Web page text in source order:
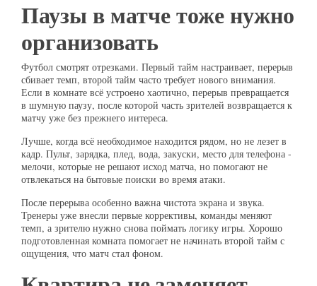
Паузы в матче тоже нужно
организовать
Футбол смотрят отрезками. Первый тайм настраивает, перерыв
сбивает темп, второй тайм часто требует нового внимания.
Если в комнате всё устроено хаотично, перерыв превращается
в шумную паузу, после которой часть зрителей возвращается к
матчу уже без прежнего интереса.
Лучше, когда всё необходимое находится рядом, но не лезет в
кадр. Пульт, зарядка, плед, вода, закуски, место для телефона -
мелочи, которые не решают исход матча, но помогают не
отвлекаться на бытовые поиски во время атаки.
После перерыва особенно важна чистота экрана и звука.
Тренеры уже внесли первые коррективы, команды меняют
темп, а зрителю нужно снова поймать логику игры. Хорошо
подготовленная комната помогает не начинать второй тайм с
ощущения, что матч стал фоном.